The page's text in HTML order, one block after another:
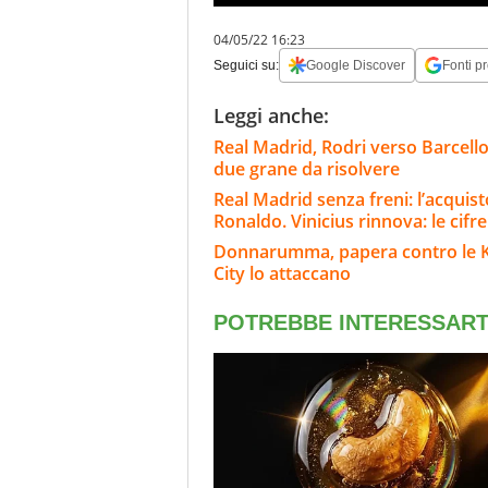
04/05/22 16:23
Seguici su: Google Discover Fonti
Leggi anche:
Real Madrid, Rodri verso
due grane da risolvere
Real Madrid senza freni:
Ronaldo. Vinicius rinnova: le cifre
Donnarumma, papera contro le
City lo attaccano